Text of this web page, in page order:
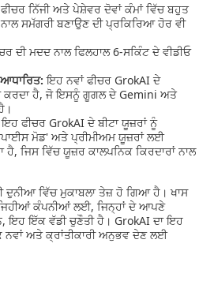
ਨਿੱਜੀ ਅਤੇ ਪੇਸ਼ੇਵਰ ਦੋਵਾਂ ਕੰਮਾਂ ਵਿੱਚ ਬਹੁਤ
ਸਮੱਗਰੀ ਬਣਾਉਣ ਦੀ ਪ੍ਰਕਿਰਿਆ ਹੋਰ ਵੀ
ਦੀ ਮਦਦ ਨਾਲ ਫਿਲਹਾਲ 6-ਸਕਿੰਟ ਦੇ ਵੀਡੀਓ
ਇਹ ਨਵਾਂ ਫੀਚਰ GrokAI ਦੇ
ਕਰਦਾ ਹੈ, ਜੋ ਇਸਨੂੰ ਗੂਗਲ ਦੇ Gemini ਅਤੇ
ਫੀਚਰ GrokAI ਦੇ ਬੀਟਾ ਯੂਜ਼ਰਾਂ ਨੂੰ
ਮੋਡ' ਅਤੇ ਪ੍ਰੀਮੀਅਮ ਯੂਜ਼ਰਾਂ ਲਈ
ਜਿਸ ਵਿੱਚ ਯੂਜ਼ਰ ਕਾਲਪਨਿਕ ਕਿਰਦਾਰਾਂ ਨਾਲ
ਦੁਨੀਆ ਵਿੱਚ ਮੁਕਾਬਲਾ ਤੇਜ਼ ਹੋ ਗਿਆ ਹੈ। ਖਾਸ
ਕੰਪਨੀਆਂ ਲਈ, ਜਿਨ੍ਹਾਂ ਦੇ ਆਪਣੇ
ਇਹ ਇੱਕ ਵੱਡੀ ਚੁਣੌਤੀ ਹੈ। GrokAI ਦਾ ਇਹ
ਨਵਾਂ ਅਤੇ ਕ੍ਰਾਂਤੀਕਾਰੀ ਅਨੁਭਵ ਦੇਣ ਲਈ